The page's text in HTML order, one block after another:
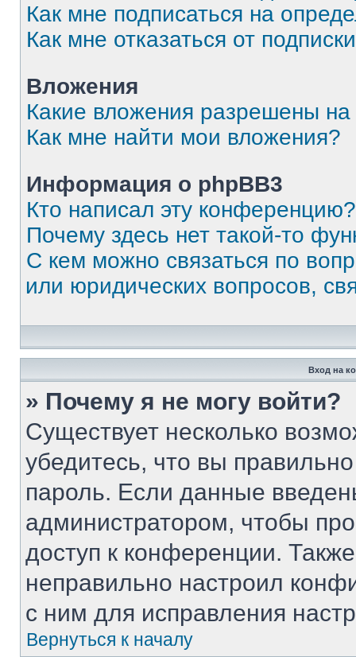
Как мне подписаться на
Как мне отказаться от
Вложения
Какие вложения разрешены
Как мне найти мои вложения?
Информация о phpBB3
Кто написал эту конференцию?
Почему здесь нет такой-то
С кем можно связаться по
или юридических вопросов,
Вход на
» Почему я не могу войти?
Существует несколько
убедитесь, что вы
пароль. Если данные
администратором, чтобы
доступ к конференции.
неправильно настроил
с ним для исправления
Вернуться к началу